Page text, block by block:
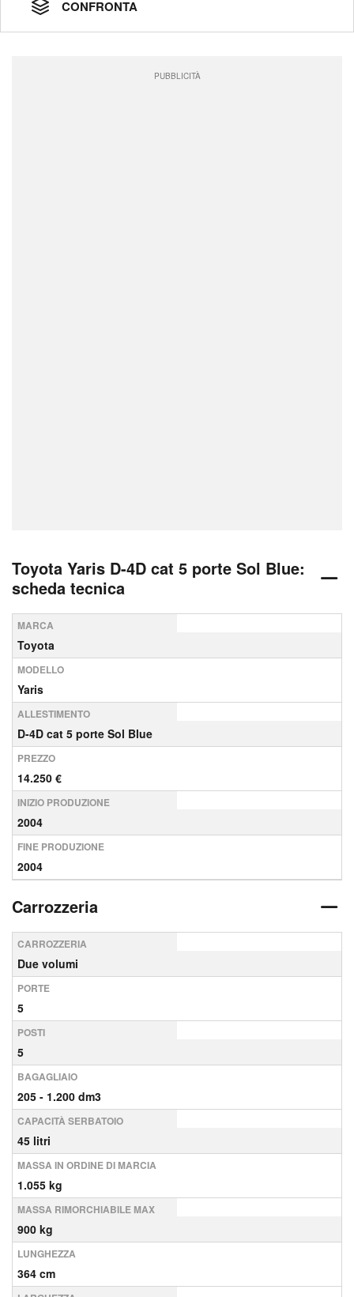
CONFRONTA
PUBBLICITÀ
Toyota Yaris D-4D cat 5 porte Sol Blue:
scheda tecnica
MARCA
Toyota
MODELLO
Yaris
ALLESTIMENTO
D-4D cat 5 porte Sol Blue
PREZZO
14.250 €
INIZIO PRODUZIONE
2004
FINE PRODUZIONE
2004
Carrozzeria
CARROZZERIA
Due volumi
PORTE
5
POSTI
5
BAGAGLIAIO
205 - 1.200 dm3
CAPACITÀ SERBATOIO
45 litri
MASSA IN ORDINE DI MARCIA
1.055 kg
MASSA RIMORCHIABILE MAX
900 kg
LUNGHEZZA
364 cm